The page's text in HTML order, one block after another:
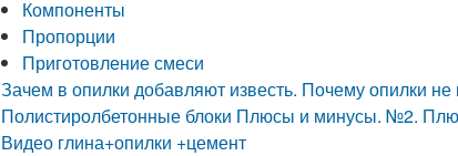
Компоненты
Пропорции
Приготовление смеси
Зачем в опилки добавляют известь. Почему опилки
Полистиролбетонные блоки Плюсы и минусы. №2.
Видео глина+опилки +цемент